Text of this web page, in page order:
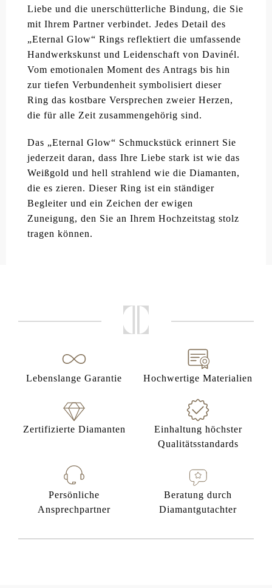
Liebe und die unerschütterliche Bindung, die Sie
mit Ihrem Partner verbindet. Jedes Detail des
„Eternal Glow“ Rings reflektiert die umfassende
Handwerkskunst und Leidenschaft von Davinél.
Vom emotionalen Moment des Antrags bis hin
zur tiefen Verbundenheit symbolisiert dieser
Ring das kostbare Versprechen zweier Herzen,
die für alle Zeit zusammengehörig sind.
Das „Eternal Glow“ Schmuckstück erinnert Sie
jederzeit daran, dass Ihre Liebe stark ist wie das
Weißgold und hell strahlend wie die Diamanten,
die es zieren. Dieser Ring ist ein ständiger
Begleiter und ein Zeichen der ewigen
Zuneigung, den Sie an Ihrem Hochzeitstag stolz
tragen können.
Lebenslange Garantie Hochwertige Materialien
Zertifizierte Diamanten
Einhaltung höchster
Qualitätsstandards
Persönliche
Ansprechpartner
Beratung durch
Diamantgutachter